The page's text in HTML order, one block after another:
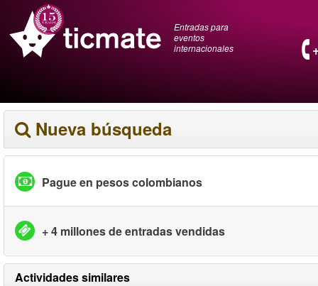
Entradas para
eventos
internacionales
Nueva búsqueda
Pague en pesos colombianos
+ 4 millones de entradas vendidas
Actividades similares